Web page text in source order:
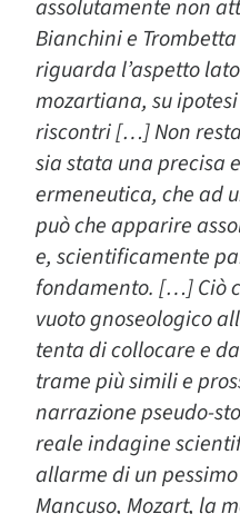
assolutamente non
Bianchini e
riguarda l’aspetto
mozartiana, su
riscontri […] Non
sia stata una precisa
ermeneutica, che ad
può che apparire
e, scientificamente
fondamento. […] Ciò
vuoto gnoseologico
tenta di collocare e
trame più simili e
narrazione pseudo-
reale indagine
allarme di un
Mancuso, Mozart, la